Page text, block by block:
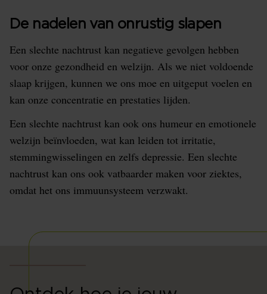
De nadelen van onrustig slapen
Een slechte nachtrust kan negatieve gevolgen hebben
voor onze gezondheid en welzijn. Als we niet voldoende
slaap krijgen, kunnen we ons moe en uitgeput voelen en
kan onze concentratie en prestaties lijden.
Een slechte nachtrust kan ook ons humeur en emotionele
welzijn beïnvloeden, wat kan leiden tot irritatie,
stemmingwisselingen en zelfs depressie. Een slechte
nachtrust kan ons ook vatbaarder maken voor ziektes,
omdat het ons immuunsysteem verzwakt.